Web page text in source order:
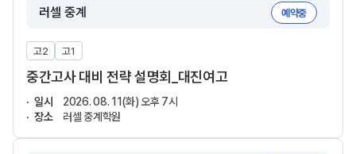
러셀 중계 예약중
고2 고1
중간고사 대비 전략 설명회_대진여고
일시
2026. 08. 11(화) 오후 7시
장소
러셀 중계학원